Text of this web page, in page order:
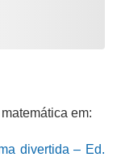
em:
divertida – Ed.